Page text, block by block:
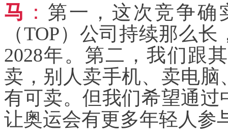
马 ： 第一，这次竞争确
（TOP）公司持续那么
2028年。第二，我们跟
卖，别人卖手机、卖电
有可卖。但我们希望通
让奥运会有更多年轻人参